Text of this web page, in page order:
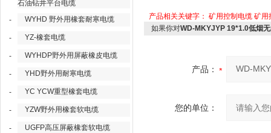
石油钻井平台电缆
-
WYHD 野外用橡套耐寒电缆
- YZ-橡套电缆
- WYHDP野外用屏蔽橡皮电缆
- YHD野外用耐寒电缆
- YC YCW重型橡套电缆
- YZW野外用橡套软电缆
- UGFP高压屏蔽橡套软电缆
产品相关关键字： 矿用控制电缆 矿用
如果你对WD-MKYJYP 19*1.0低烟
产品：
您的单位：